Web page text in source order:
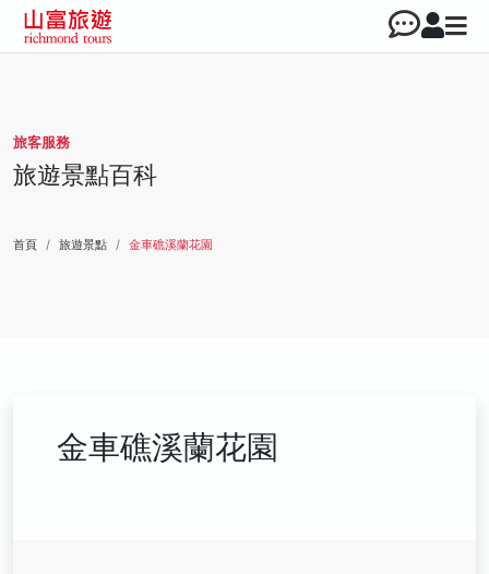
旅客服務
旅遊景點百科
首頁 旅遊景點 金車礁溪蘭花園
金車礁溪蘭花園